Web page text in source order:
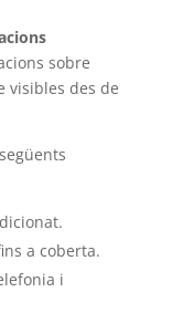
sobre
visibles des de
a coberta.
i